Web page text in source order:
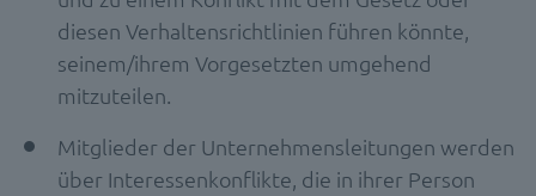
diesen Verhaltensrichtlinien führen könnte,
seinem/ihrem Vorgesetzten umgehend
mitzuteilen.
Mitglieder der Unternehmensleitungen werden
über Interessenkonflikte, die in ihrer Person